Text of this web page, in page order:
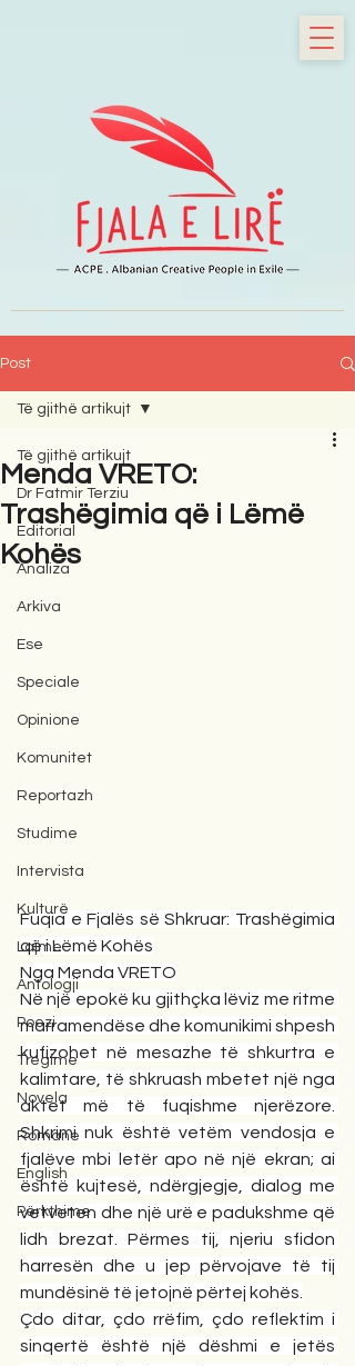
Post
Të gjithë artikujt
Dr Fatmir Terziu
Editorial
Analiza
Arkiva
Ese
Speciale
Opinione
Komunitet
Reportazh
Studime
Intervista
Kulturë
Lajme
Antologji
Poezi
Tregime
Novela
Romane
English
Përkthime
Të gjithë artikujt
Menda VRETO:
Trashëgimia që i Lëmë
Kohës
Fuqia e Fjalës së Shkruar: Trashëgimia
që i Lëmë Kohës
Nga Menda VRETO
Në një epokë ku gjithçka lëviz me ritme
marramendëse dhe komunikimi shpesh
kufizohet në mesazhe të shkurtra e
kalimtare, të shkruash mbetet një nga
aktet më të fuqishme njerëzore.
Shkrimi nuk është vetëm vendosja e
fjalëve mbi letër apo në një ekran; ai
është kujtesë, ndërgjegje, dialog me
vetveten dhe një urë e padukshme që
lidh brezat. Përmes tij, njeriu sfidon
harresën dhe u jep përvojave të tij
mundësinë të jetojnë përtej kohës.
Çdo ditar, çdo rrëfim, çdo reflektim i
sinqertë është një dëshmi e jetës